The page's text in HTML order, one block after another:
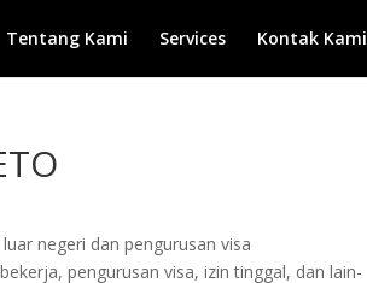
Tentang Kami Services Kontak Kami
negeri dan pengurusan visa
pengurusan visa, izin tinggal, dan lain-